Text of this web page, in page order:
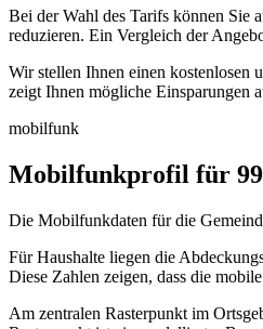
Bei der Wahl des Tarifs können Sie
reduzieren. Ein Vergleich der
Wir stellen Ihnen einen kostenlosen
zeigt Ihnen mögliche Einsparungen
mobilfunk
Mobilfunkprofil für
Die Mobilfunkdaten für die
Für Haushalte liegen die
Diese Zahlen zeigen, dass die
Am zentralen Rasterpunkt im